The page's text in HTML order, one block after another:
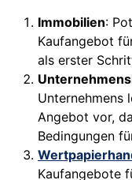
Immobilien:
Kaufangebot
als erster
Unternehmens
Angebot vor,
Bedingungen
Kaufangebote